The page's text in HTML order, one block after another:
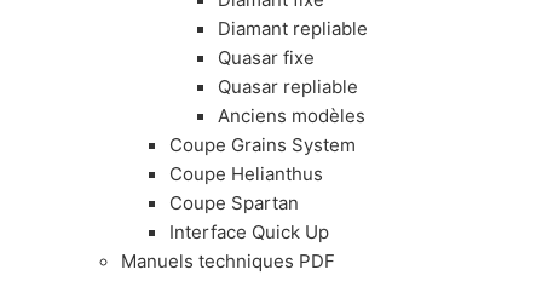
Diamant repliable
Quasar fixe
Quasar repliable
Anciens modèles
Coupe Grains System
Coupe Helianthus
Coupe Spartan
Interface Quick Up
Manuels techniques PDF